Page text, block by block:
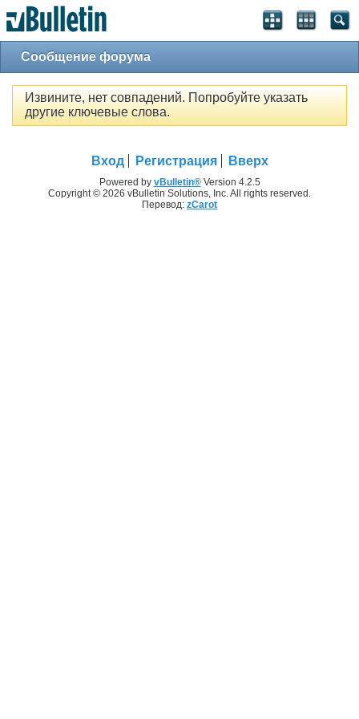
Сообщение форума
Извините, нет совпадений. Попробуйте указать
другие ключевые слова.
Вход Регистрация Вверх
Powered by vBulletin®Version 4.2.5
Copyright © 2026 vBulletin Solutions, Inc. All rights reserved.
Перевод: zCarot